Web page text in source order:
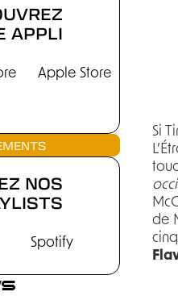
APPLI
Apple Store
NOS
Spotify
Si
de